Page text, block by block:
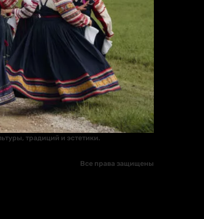
традиций и эстетики.
Все права защищены